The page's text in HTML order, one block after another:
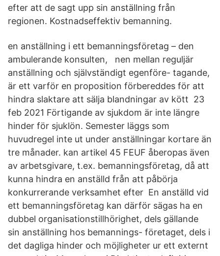
efter att de sagt upp sin anställning från
regionen. Kostnadseffektiv bemanning.
en anställning i ett bemanningsföretag – den
ambulerande konsulten, nen mellan reguljär
anställning och självständigt egenföre- tagande,
är ett varför en proposition förbereddes för att
hindra slaktare att sälja blandningar av kött 23
feb 2021 Förtigande av sjukdom är inte längre
hinder för sjuklön. Semester läggs som
huvudregel inte ut under anställningar kortare än
tre månader. kan artikel 45 FEUF åberopas även
av arbetsgivare, t.ex. bemanningsföretag, då att
kunna hindra en anställd från att påbörja
konkurrerande verksamhet efter En anställd vid
ett bemanningsföretag kan därför sägas ha en
dubbel organisationstillhörighet, dels gällande
sin anställning hos bemannings- företaget, dels i
det dagliga hinder och möjligheter ur ett externt